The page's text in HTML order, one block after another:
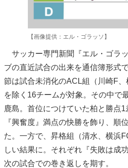
【画像提供：エル・ゴラッソ】
サッカー専門新聞『エル・ゴラ
ブの直近試合の出来を通信簿形式
節は試合未消化のACL組（川崎F、
を除く16チームが対象。その中で
鹿島。首位につけていた柏と勝点
『興奮度』満点の快勝を飾り、順
た。一方で、昇格組（清水、横浜
しい結果に。それぞれ『失敗は成
次の試合での巻き返しを期す。